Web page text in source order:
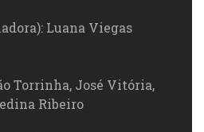
Luana Viegas
Torrinha, José Vitória,
Ribeiro